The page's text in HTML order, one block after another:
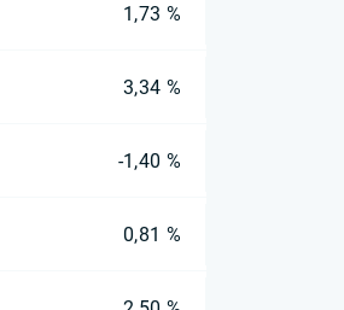
1,73 %
3,34 %
-1,40 %
0,81 %